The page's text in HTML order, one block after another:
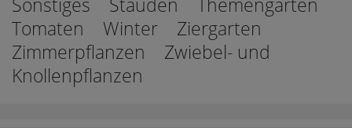
Sonstiges
Stauden
Themengarten
Tomaten
Winter
Ziergarten
Zimmerpflanzen
Zwiebel- und
Knollenpflanzen